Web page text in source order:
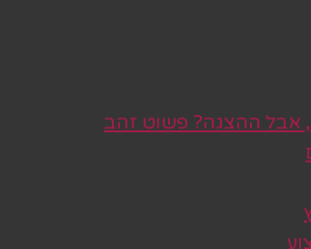
אבל ההצגה? פשוט זהב